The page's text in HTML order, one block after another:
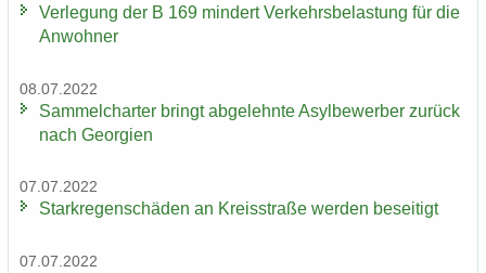
Ver­le­gung der B 169 min­dert Ver­kehrs­be­las­tung für die
An­woh­ner
08.07.2022
Sam­mel­char­ter bringt ab­ge­lehn­te Asyl­be­wer­ber zu­rück
nach Ge­or­gi­en
07.07.2022
Stark­re­gen­schä­den an Kreis­stra­ße wer­den be­sei­tigt
07.07.2022